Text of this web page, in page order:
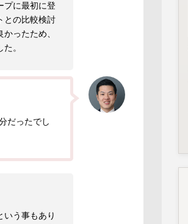
プに最初に登
との比較検討
ったため、
。
だったでし
いう事もあり